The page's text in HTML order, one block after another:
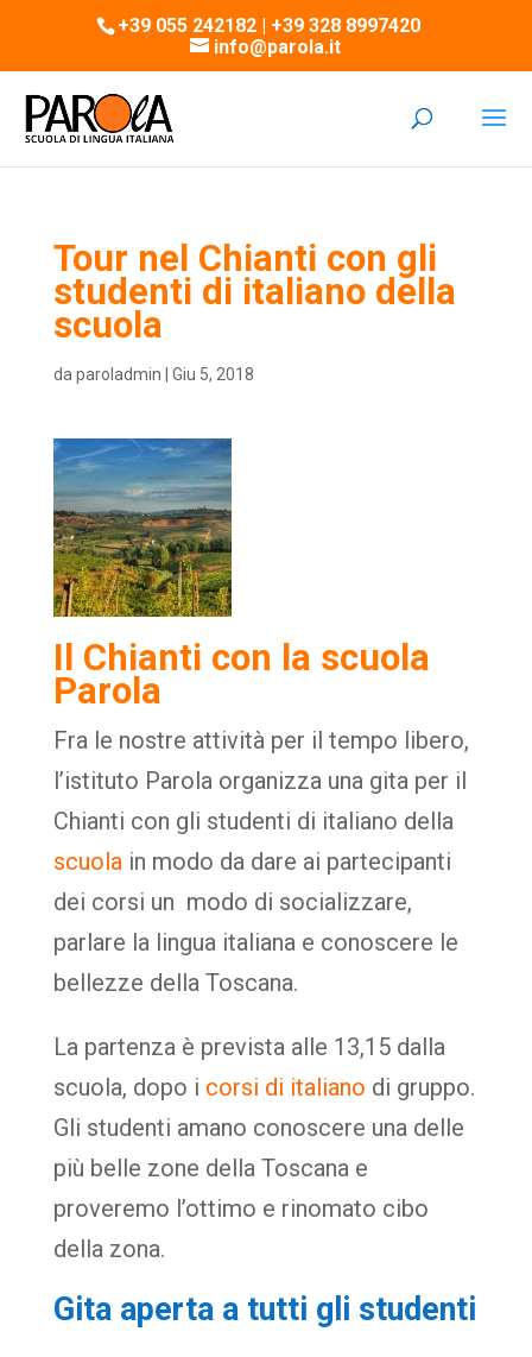
+39 055 242182 | +39 328 8997420
info@parola.it
Tour nel Chianti con gli
studenti di italiano della
scuola
da paroladmin Giu 5, 2018
Il Chianti con la scuola
Parola
Fra le nostre attività per il tempo libero,
l’istituto Parola organizza una gita per il
Chianti con gli studenti di italiano della
scuolain modo da dare ai partecipanti
dei corsi un modo di socializzare,
parlare la lingua italiana e conoscere le
bellezze della Toscana.
La partenza è prevista alle 13,15 dalla
scuola, dopo i corsi di italiano di gruppo.
Gli studenti amano conoscere una delle
più belle zone della Toscana e
proveremo l’ottimo e rinomato cibo
della zona.
Gita aperta a tutti gli studenti